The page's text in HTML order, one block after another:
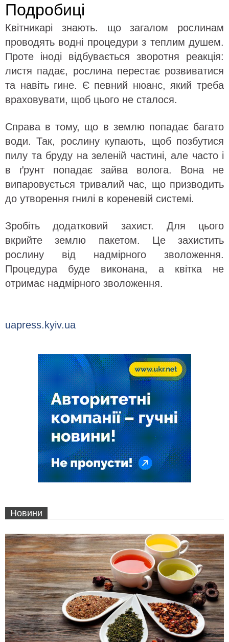
Подробиці
Квітникарі знають. що загалом рослинам
проводять водні процедури з теплим душем.
Проте іноді відбувається зворотня реакція:
листя падає, рослина перестає розвиватися
та навіть гине. Є певний нюанс, який треба
враховувати, щоб цього не сталося.
Справа в тому, що в землю попадає багато
води. Так, рослину купають, щоб позбутися
пилу та бруду на зеленій частині, але часто і
в ґрунт попадає зайва волога. Вона не
випаровується тривалий час, що призводить
до утворення гнилі в кореневій системі.
Зробіть додатковий захист. Для цього
вкрийте землю пакетом. Це захистить
рослину від надмірного зволоження.
Процедура буде виконана, а квітка не
отримає надмірного зволоження.
uapress.kyiv.ua
Новини